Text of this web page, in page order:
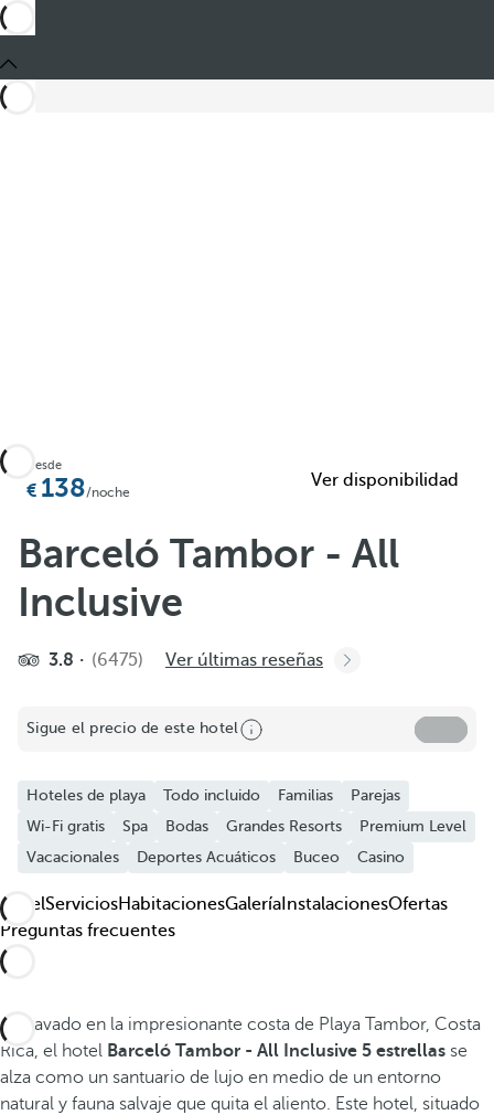
Añadir a favoritos
Ver más fotos y vídeos
Desde
138/noche
Ver disponibilidad
Barceló Tambor - All
Inclusive
3.8 (6475) Ver últimas reseñas
Sigue el precio de este hotel
Hoteles de playa Todo incluido Familias
Parejas
Wi-Fi gratis
Spa Bodas Grandes Resorts
Premium Level
Vacacionales
Deportes Acuáticos Buceo Casino
HotelServiciosHabitacionesGalería InstalacionesOfertas
Preguntas frecuentes
Enclavado en la impresionante costa de Playa Tambor, Costa
Rica, el hotel Barceló Tambor - All Inclusive 5 estrellas se
alza como un santuario de lujo en medio de un entorno
natural y fauna salvaje que quita el aliento. Este hotel, situado